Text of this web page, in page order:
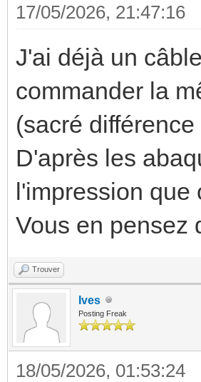
17/05/2026, 21:47:16
J'ai déjà un
commander la
(sacré
D'après les
l'impression que
Vous en pensez
Trouver
Ives
Posting Freak
18/05/2026, 01:53:24